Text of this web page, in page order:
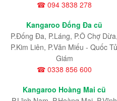
☎ 094 3838 278
Kangaroo Đống Đa cũ
P.Đống Đa, P.Láng, P.Ô Chợ
P.Kim Liên, P.Văn Miếu - Quốc
Giám
☎ 0338 856 600
Kangaroo Hoàng Mai cũ